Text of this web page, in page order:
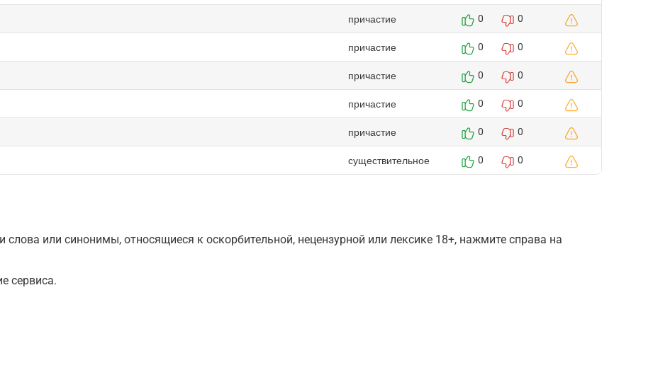
причастие 0 0
причастие 0 0
причастие 0 0
причастие 0 0
причастие 0 0
существительное 0 0
или синонимы, относящиеся к оскорбительной, нецензурной или лексике 18+, нажмите справа на
сервиса.